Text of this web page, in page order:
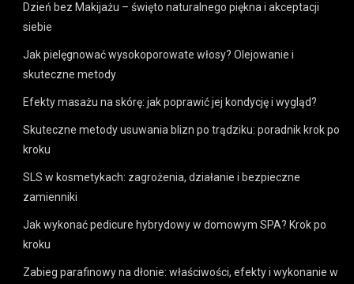
Dzień bez Makijażu – święto naturalnego piękna i akceptacji
siebie
Jak pielęgnować wysokoporowate włosy? Olejowanie i
skuteczne metody
Efekty masażu na skórę: jak poprawić jej kondycję i wygląd?
Skuteczne metody usuwania blizn po trądziku: poradnik krok po
kroku
SLS w kosmetykach: zagrożenia, działanie i bezpieczne
zamienniki
Jak wykonać pedicure hybrydowy w domowym SPA? Krok po
kroku
Zabieg parafinowy na dłonie: właściwości, efekty i wykonanie w